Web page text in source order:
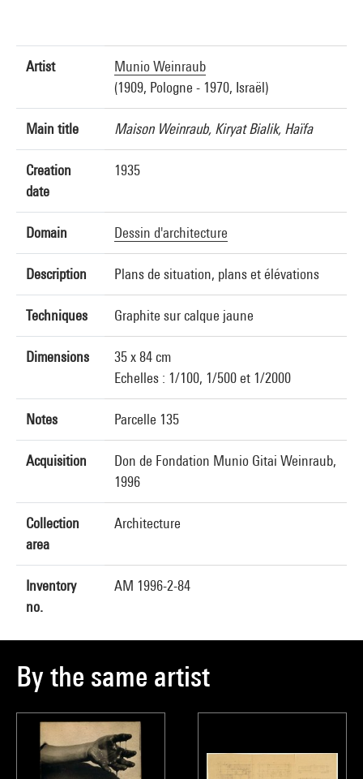
Artist
Munio Weinraub
(1909, Pologne - 1970, Israël)
Main title Maison Weinraub, Kiryat Bialik, Haïfa
Creation
date
1935
Domain Dessin d'architecture
Description Plans de situation, plans et élévations
Techniques Graphite sur calque jaune
Dimensions
35 x 84 cm
Echelles : 1/100, 1/500 et 1/2000
Notes Parcelle 135
Acquisition
Don de Fondation Munio Gitai Weinraub,
1996
Collection
area
Architecture
Inventory
no.
AM 1996-2-84
By the same artist